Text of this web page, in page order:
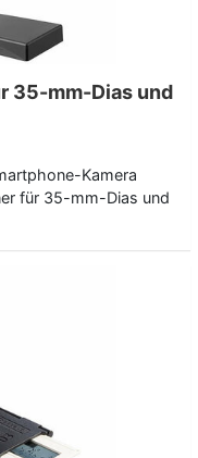
35-mm-Dias und
Kamera
für 35-mm-Dias und